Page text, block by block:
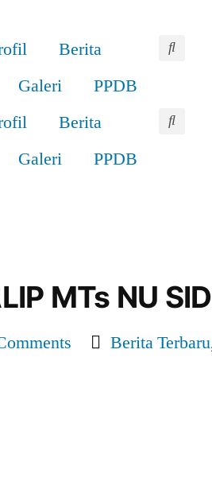
Berita
Galeri
PPDB
Berita
Galeri PPDB
MTs NU
Berita Terbaru